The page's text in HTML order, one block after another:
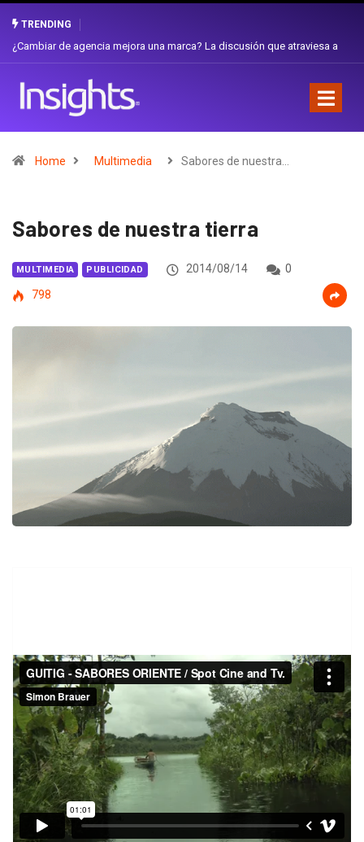
TRENDING
Gabriela Herrera y el arte de cambiarse el sombrero en Corporación
Home Multimedia Sabores de nuestra…
Sabores de nuestra tierra
MULTIMEDIA PUBLICIDAD 2014/08/14
0
798